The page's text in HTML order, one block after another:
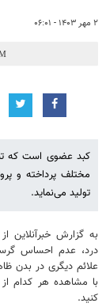
۲ مهر ۱۴۰۳ - ۰۶:۰۱
کبد عضوی است که
مختلف پرداخته و
تولید می‌نماید.
به گزارش خبرآنلاین
درد، عدم احساس
علائم دیگری در بدن
با مشاهده هر کدام
کنید.